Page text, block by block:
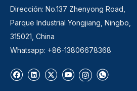
Dirección: No.137 Zhenyong Road,
Parque Industrial Yongjiang, Ningbo,
315021, China
Whatsapp: +86-13806678368